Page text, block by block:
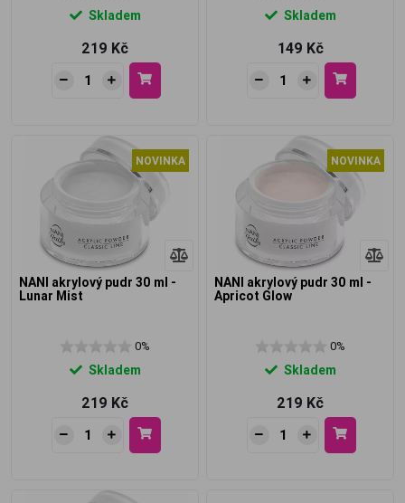
Skladem
219 Kč
Skladem
149 Kč
NOVINKA
NANI akrylový pudr 30 ml -
Lunar Mist
0%
Skladem
219 Kč
NOVINKA
NANI akrylový pudr 30 ml -
Apricot Glow
0%
Skladem
219 Kč